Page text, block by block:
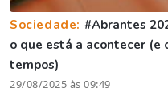
Sociedade: #Abrantes
o que está a acontecer (e
tempos)
29/08/2025 às 09:49